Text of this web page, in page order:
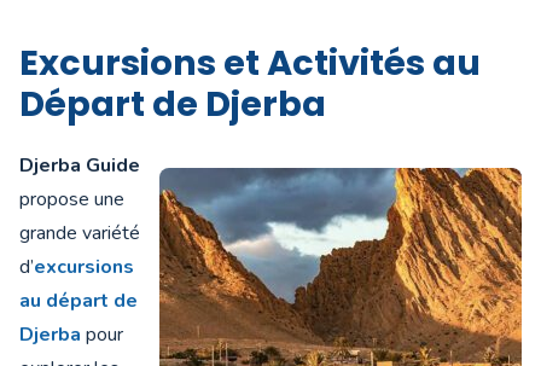
Excursions et Activités au
Départ de Djerba
Djerba Guide
propose une
grande variété
d’excursions
au départ de
Djerba pour